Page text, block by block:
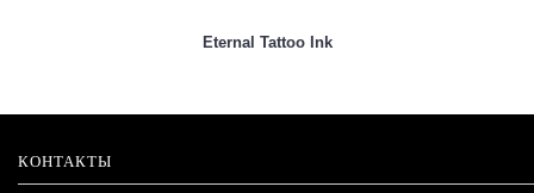
Eternal Tattoo Ink
КОНТАКТЫ